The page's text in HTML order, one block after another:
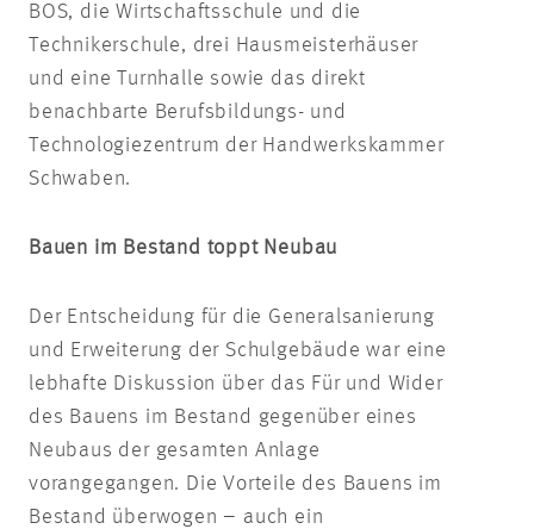
BOS, die Wirtschaftsschule und die
Technikerschule, drei Hausmeisterhäuser
und eine Turnhalle sowie das direkt
benachbarte Berufsbildungs- und
Technologiezentrum der Handwerkskammer
Schwaben.
Bauen im Bestand toppt Neubau
Der Entscheidung für die Generalsanierung
und Erweiterung der Schulgebäude war eine
lebhafte Diskussion über das Für und Wider
des Bauens im Bestand gegenüber eines
Neubaus der gesamten Anlage
vorangegangen. Die Vorteile des Bauens im
Bestand überwogen – auch ein